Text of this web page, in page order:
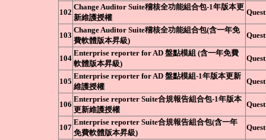
102
Change Auditor Suite稽核全功能組合包-1年版本更
新維護授權
Quest
103
Change Auditor Suite稽核全功能組合包(含一年免
費軟體版本昇級)
Quest
104
Enterprise reporter for AD 盤點模組 (含一年免費
軟體版本昇級)
Quest
105
Enterprise reporter for AD 盤點模組-1年版本更新
維護授權
Quest
106
Enterprise reporter Suite合規報告組合包-1年版本
更新維護授權
Quest
107
Enterprise reporter Suite合規報告組合包(含一年
免費軟體版本昇級)
Quest